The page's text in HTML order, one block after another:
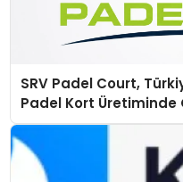
SRV Padel Court,
Padel Kort Üretiminde